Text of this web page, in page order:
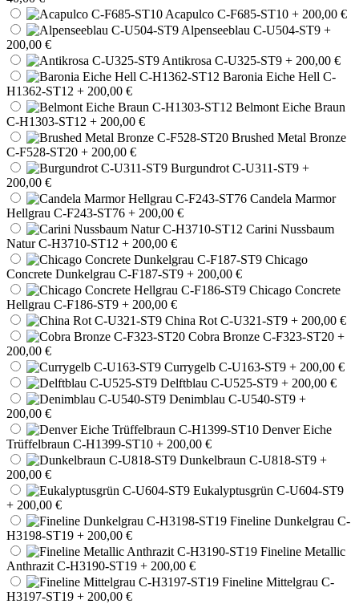
Acapulco C-F685-ST10 + 200,00 €
Alpenseeblau C-U504-ST9 +
200,00 €
Antikrosa C-U325-ST9 + 200,00 €
Baronia Eiche Hell C-
H1362-ST12 + 200,00 €
Belmont Eiche Braun
C-H1303-ST12 + 200,00 €
Brushed Metal Bronze
C-F528-ST20 + 200,00 €
Burgundrot C-U311-ST9 +
200,00 €
Candela Marmor
Hellgrau C-F243-ST76 + 200,00 €
Carini Nussbaum
Natur C-H3710-ST12 + 200,00 €
Chicago
Concrete Dunkelgrau C-F187-ST9 + 200,00 €
Chicago Concrete
Hellgrau C-F186-ST9 + 200,00 €
China Rot C-U321-ST9 + 200,00 €
Cobra Bronze C-F323-ST20 +
200,00 €
Currygelb C-U163-ST9 + 200,00 €
Delftblau C-U525-ST9 + 200,00 €
Denimblau C-U540-ST9 +
200,00 €
Denver Eiche
Trüffelbraun C-H1399-ST10 + 200,00 €
Dunkelbraun C-U818-ST9 +
200,00 €
Eukalyptusgrün C-U604-ST9
+ 200,00 €
Fineline Dunkelgrau C-
H3198-ST19 + 200,00 €
Fineline Metallic
Anthrazit C-H3190-ST19 + 200,00 €
Fineline Mittelgrau C-
H3197-ST19 + 200,00 €